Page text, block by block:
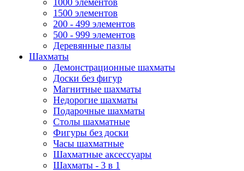
1000 элементов
1500 элементов
200 - 499 элементов
500 - 999 элементов
Деревянные пазлы
Шахматы
Демонстрационные шахматы
Доски без фигур
Магнитные шахматы
Недорогие шахматы
Подарочные шахматы
Столы шахматные
Фигуры без доски
Часы шахматные
Шахматные аксессуары
Шахматы - 3 в 1